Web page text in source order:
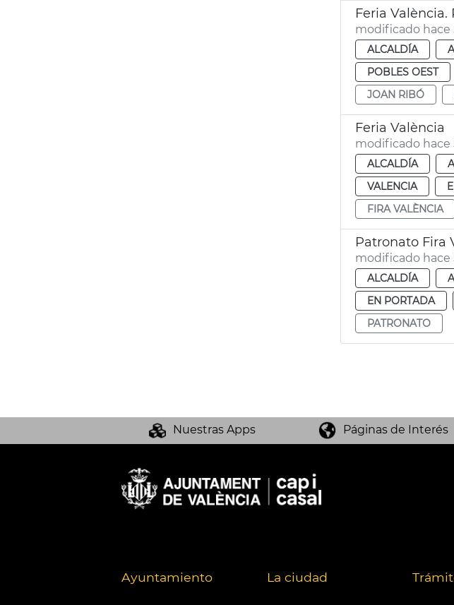
Feria
modificado hace
ALCALDÍA
POBLES OEST
JOAN RIBÓ
Feria València
modificado hace
ALCALDÍA
VALENCIA
FIRA VALÈNCIA
Patronato Fira
modificado hace
ALCALDÍA
EN PORTADA
PATRONATO
Nuestras Apps Páginas de Interés
Ayuntamiento La ciudad